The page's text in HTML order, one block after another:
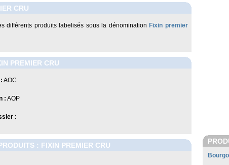
CRU
différents produits labelisés sous la dénomination Fixin premier
PREMIER CRU
AOC
: AOP
:
: FIXIN PREMIER CRU